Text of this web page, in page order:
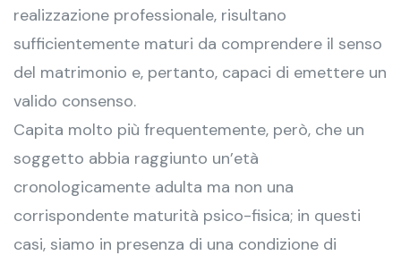
realizzazione professionale, risultano
sufficientemente maturi da comprendere il senso
del matrimonio e, pertanto, capaci di emettere un
valido consenso.
Capita molto più frequentemente, però, che un
soggetto abbia raggiunto un’età
cronologicamente adulta ma non una
corrispondente maturità psico-fisica; in questi
casi, siamo in presenza di una condizione di